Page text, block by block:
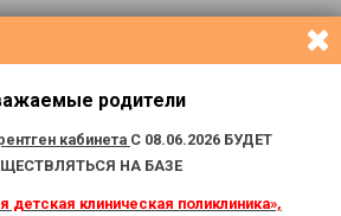
1 2 3 4 ›
родители
кабинета С 08.06.2026 БУДЕТ
НА БАЗЕ
детская клиническая поликлиника»,